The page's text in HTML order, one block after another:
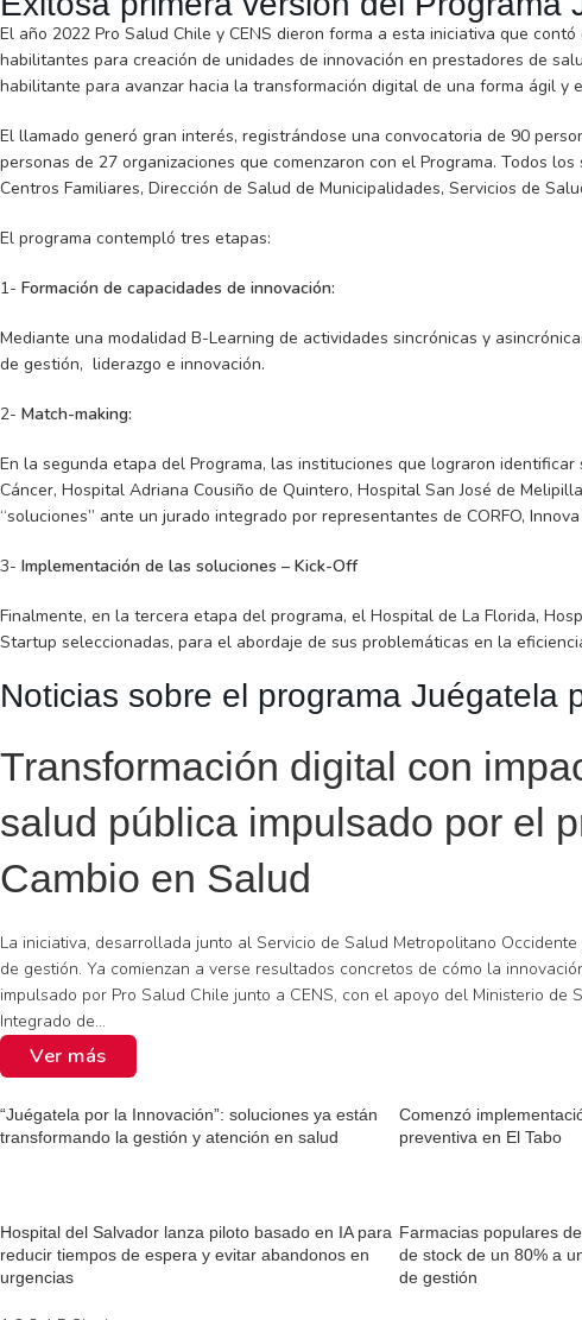
El año 2022 Pro Salud Chile y CENS dieron forma a esta iniciativa que
habilitantes para creación de unidades de innovación en prestadores de
habilitante para avanzar hacia la transformación digital de una forma ágil
El llamado generó gran interés, registrándose una convocatoria de 90
personas de 27 organizaciones que comenzaron con el Programa. Todos
Centros Familiares, Dirección de Salud de Municipalidades, Servicios de
El programa contempló tres etapas:
1- Formación de capacidades de innovación:
Mediante una modalidad B-Learning de actividades sincrónicas y
de gestión, liderazgo e innovación.
2- Match-making:
En la segunda etapa del Programa, las instituciones que lograron
Cáncer, Hospital Adriana Cousiño de Quintero, Hospital San José de
“soluciones” ante un jurado integrado por representantes de CORFO,
3- Implementación de las soluciones – Kick-Off
Finalmente, en la tercera etapa del programa, el Hospital de La Florida,
Startup seleccionadas, para el abordaje de sus problemáticas en la
Noticias sobre el programa Juégatela
Transformación digital con
salud pública impulsado por el
Cambio en Salud
La iniciativa, desarrollada junto al Servicio de Salud Metropolitano
de gestión. Ya comienzan a verse resultados concretos de cómo la
impulsado por Pro Salud Chile junto a CENS, con el apoyo del Ministerio
Integrado de...
Ver más
“Juégatela por la Innovación”: soluciones ya están
transformando la gestión y atención en salud
Comenzó
preventiva en El Tabo
Hospital del Salvador lanza piloto basado en IA para
reducir tiempos de espera y evitar abandonos en
urgencias
Farmacias populares
de stock de un 80% a
de gestión